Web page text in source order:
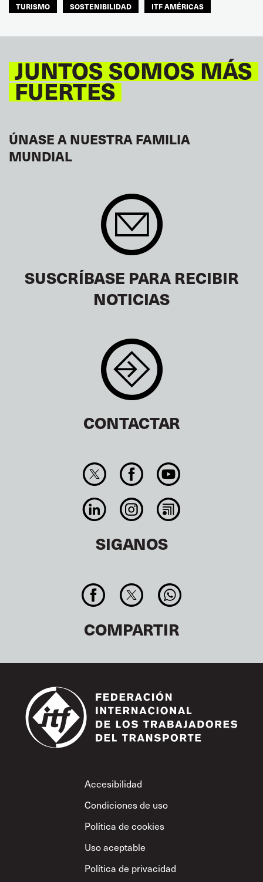
TURISMO SOSTENIBILIDAD ITF AMÉRICAS
JUNTOS SOMOS MÁS
FUERTES
ÚNASE A NUESTRA FAMILIA
MUNDIAL
SUSCRÍBASE PARA RECIBIR
NOTICIAS
CONTACTAR
SIGANOS
COMPARTIR
Footer
Accesibilidad
Condiciones de uso
Política de cookies
Uso aceptable
Política de privacidad